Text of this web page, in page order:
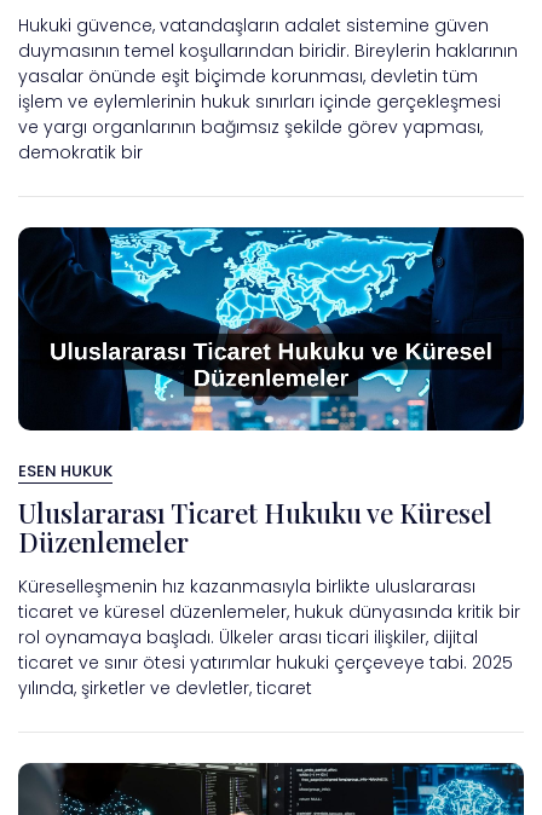
Hukuki güvence, vatandaşların adalet sistemine güven
duymasının temel koşullarından biridir. Bireylerin haklarının
yasalar önünde eşit biçimde korunması, devletin tüm
işlem ve eylemlerinin hukuk sınırları içinde gerçekleşmesi
ve yargı organlarının bağımsız şekilde görev yapması,
demokratik bir
ESEN HUKUK
Uluslararası Ticaret Hukuku ve Küresel
Düzenlemeler
Küreselleşmenin hız kazanmasıyla birlikte uluslararası
ticaret ve küresel düzenlemeler, hukuk dünyasında kritik bir
rol oynamaya başladı. Ülkeler arası ticari ilişkiler, dijital
ticaret ve sınır ötesi yatırımlar hukuki çerçeveye tabi. 2025
yılında, şirketler ve devletler, ticaret